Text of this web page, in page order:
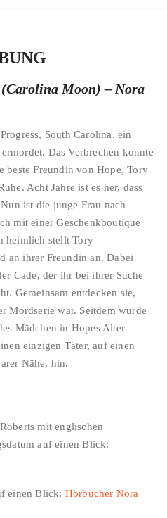
Moon) – Nora
South Carolina, ein
Das Verbrechen konnte
beste Freundin von Hope, Tory
Acht Jahre ist es her, dass
ist die junge Frau nach
mit einer Geschenkboutique
heimlich stellt Tory
an ihrer Freundin an. Dabei
Cade, der ihr bei ihrer Suche
Gemeinsam entdecken sie,
Mordserie war. Seitdem wurde
Mädchen in Hopes Alter
einzigen Täter, auf einen
Nähe, hin.
mit englischen
auf einen Blick:
einen Blick: Hörbücher Nora